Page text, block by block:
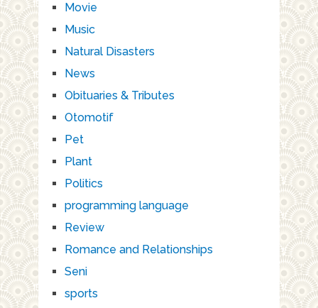
Movie
Music
Natural Disasters
News
Obituaries & Tributes
Otomotif
Pet
Plant
Politics
programming language
Review
Romance and Relationships
Seni
sports